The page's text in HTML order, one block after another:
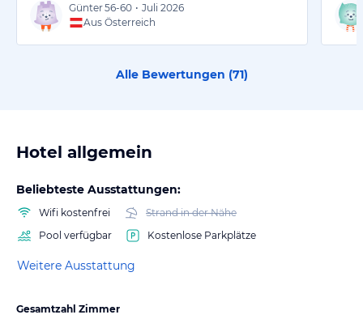
Günter56-60 • Juli 2026
Aus Österreich
Alle Bewertungen (71)
Hotel allgemein
Beliebteste Ausstattungen:
Wifi kostenfrei
Strand in der Nähe
Pool verfügbar
Kostenlose Parkplätze
Weitere Ausstattung
Gesamtzahl Zimmer